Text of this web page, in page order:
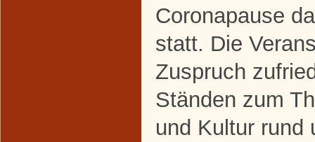
Coronapause
statt. Die
Zuspruch
Ständen zum
und Kultur rund